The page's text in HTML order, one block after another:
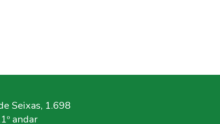
Seixas, 1.698
andar